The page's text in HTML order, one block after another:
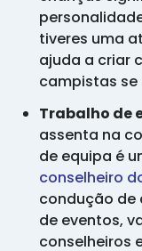
tiveres uma
ajuda a criar
campistas se
Trabalho de
assenta na
de equipa é
conselheiro
condução de
de eventos,
conselheiros